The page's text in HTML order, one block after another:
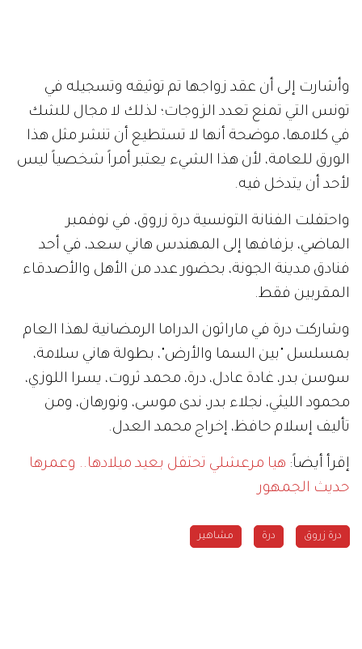
وأشارت إلى أن عقد زواجها تم توثيقه وتسجيله في
تونس التي تمنع تعدد الزوجات؛ لذلك لا مجال للشك
في كلامها، موضحة أنها لا تستطيع أن تنشر مثل هذا
الورق للعامة، لأن هذا الشيء يعتبر أمراً شخصياً ليس
لأحد أن يتدخل فيه.
واحتفلت الفنانة التونسية درة زروق، في نوفمبر
الماضي، بزفافها إلى المهندس هاني سعد، في أحد
فنادق مدينة الجونة، بحضور عدد من الأهل والأصدقاء
المقربين فقط.
وشاركت درة في ماراثون الدراما الرمضانية لهذا العام
بمسلسل "بين السما والأرض"، بطولة هاني سلامة،
سوسن بدر، غادة عادل، درة، محمد ثروت، يسرا اللوزي،
محمود الليثي، نجلاء بدر، ندى موسى، ونورهان، ومن
تأليف إسلام حافظ، إخراج محمد العدل.
إقرأ أيضاً: هيا مرعشلي تحتفل بعيد ميلادها.. وعمرها
حديث الجمهور
درة زروق درة مشاهير